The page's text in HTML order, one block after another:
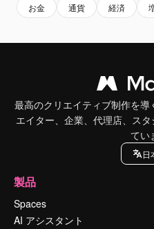
お金 通貨 経済
最高のクリエイティブ制作を
エイター、企業、代理店、ス
てい
日
製品
Spaces
AI アシスタント